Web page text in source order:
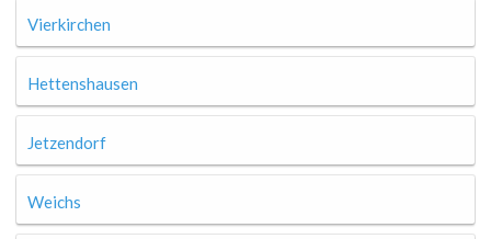
Vierkirchen
Hettenshausen
Jetzendorf
Weichs